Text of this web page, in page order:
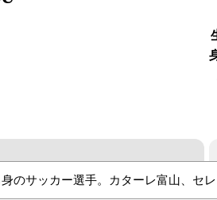
のサッカー選手。カターレ富山、セ